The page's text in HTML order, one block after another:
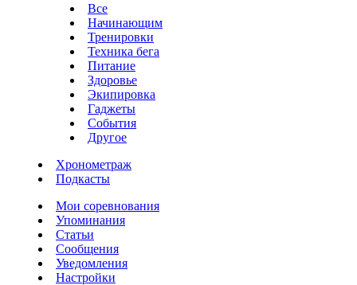
Все
Начинающим
Тренировки
Техника бега
Питание
Здоровье
Экипировка
Гаджеты
События
Другое
Хронометраж
Подкасты
Мои соревнования
Упоминания
Статьи
Сообщения
Уведомления
Настройки